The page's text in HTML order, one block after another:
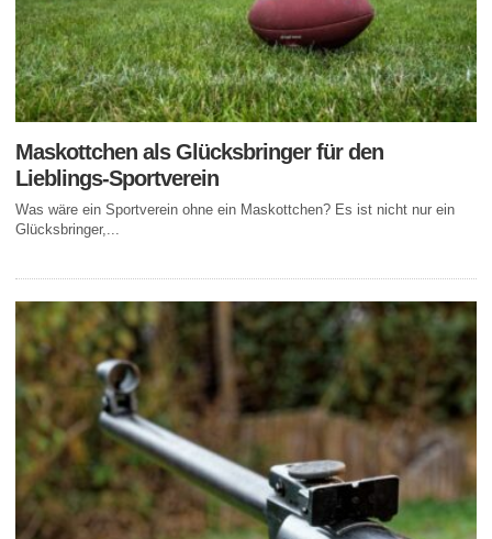
Maskottchen als Glücksbringer für den
Lieblings-Sportverein
Was wäre ein Sportverein ohne ein Maskottchen? Es ist nicht nur ein
Glücksbringer,...